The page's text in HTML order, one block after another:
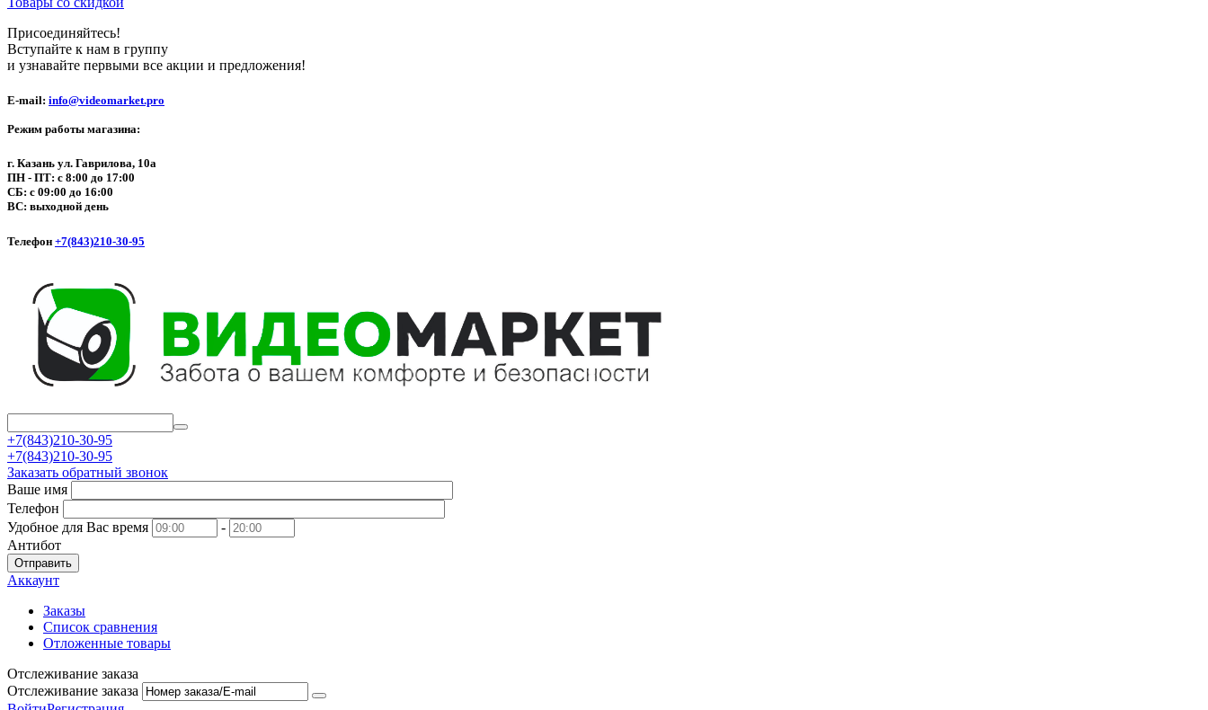
Присоединяйтесь!
Вступайте к нам в группу
и узнавайте первыми все акции и предложения!
E-mail: info@videomarket.pro
Режим работы магазина:
г. Казань ул. Гаврилова, 10а
ПН - ПТ: с 8:00 до 17:00
СБ: с 09:00 до 16:00
ВС: выходной день
Телефон +7(843)210-30-95
+7(843)210-30-95
+7(843)210-30-95
Заказать обратный звонок
Ваше имя
Телефон
Удобное для Вас время
-
Антибот
Отправить
Аккаунт
Заказы
Список сравнения
Отложенные товары
Отслеживание заказа
Отслеживание заказа